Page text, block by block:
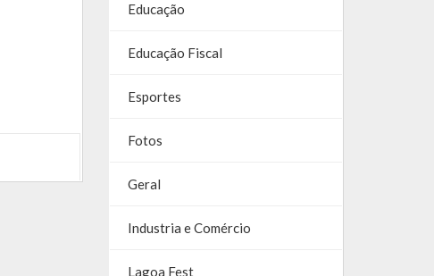
Educação
Educação Fiscal
Esportes
Fotos
Geral
Industria e Comércio
Lagoa Fest